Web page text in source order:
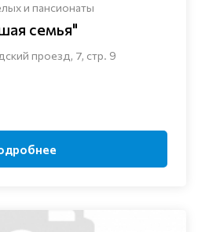
и пансионаты
семья"
проезд, 7, стр. 9